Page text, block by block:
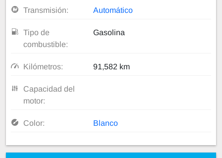
Transmisión: Automático
Tipo de
combustible:
Gasolina
Kilómetros: 91,582 km
Capacidad del
motor:
Color: Blanco